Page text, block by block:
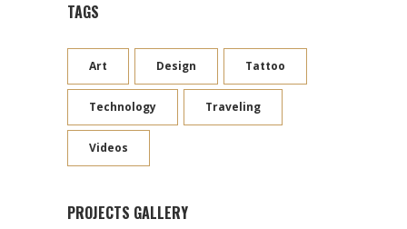
TAGS
Art Design Tattoo
Technology Traveling
Videos
PROJECTS GALLERY